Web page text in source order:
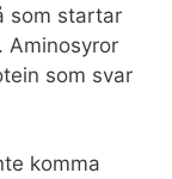
som startar
Aminosyror
som svar
komma